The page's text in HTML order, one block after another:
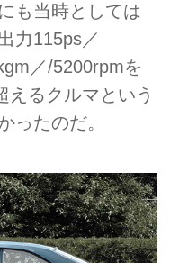
も当時としては
力115ps／
／/5200rpmを
えるクルマという
ったのだ。